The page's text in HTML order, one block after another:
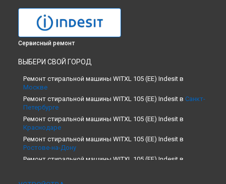
Сервисный ремонт
ВЫБЕРИ СВОЙ ГОРОД
Ремонт стиральной машины WITXL 105 (EE) Indesit в
Москве
Ремонт стиральной машины WITXL 105 (EE) Indesit в Санкт-
Петербурге
Ремонт стиральной машины WITXL 105 (EE) Indesit в
Краснодаре
Ремонт стиральной машины WITXL 105 (EE) Indesit в
Ростове-на-Дону
Ремонт стиральной машины WITXL 105 (EE) Indesit в
Ремонт стиральной машины WITXL 105 (EE) Indesit в